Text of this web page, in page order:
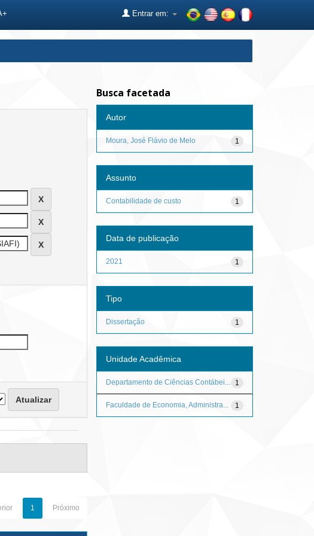
Entrar em:
1 Próximo
Busca facetada
Autor
1
Moura, José Flávio de Melo
Assunto
1
Contabilidade de custo
Data de publicação
1
2021
Tipo
1
Dissertação
Unidade Acadêmica
1
Departamento de Ciências Contábei...
1
Faculdade de Economia, Administra...